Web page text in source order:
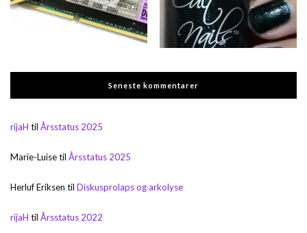
Seneste kommentarer
rijaH til Årsstatus 2025
Marie-Luisetil Årsstatus 2025
Herluf Eriksen til Diskusprolaps og arkolyse
rijaH til Årsstatus 2022